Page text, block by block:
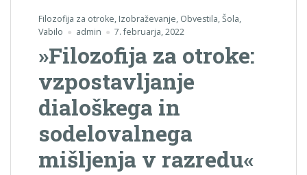
Filozofija za otroke, Izobraževanje, Obvestila,Šola,
Vabilo
admin 7. februarja, 2022
»Filozofija za otroke:
vzpostavljanje
dialoškega in
sodelovalnega
mišljenja v razredu«